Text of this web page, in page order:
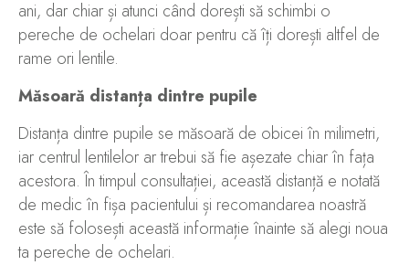
ani, dar chiar și atunci când dorești să schimbi o
pereche de ochelari doar pentru că îți dorești altfel de
rame ori lentile.
Măsoară distanța dintre pupile
Distanța dintre pupile se măsoară de obicei în milimetri,
iar centrul lentilelor ar trebui să fie așezate chiar în fața
acestora. În timpul consultației, această distanță e notată
de medic în fișa pacientului și recomandarea noastră
este să folosești această informație înainte să alegi noua
ta pereche de ochelari.